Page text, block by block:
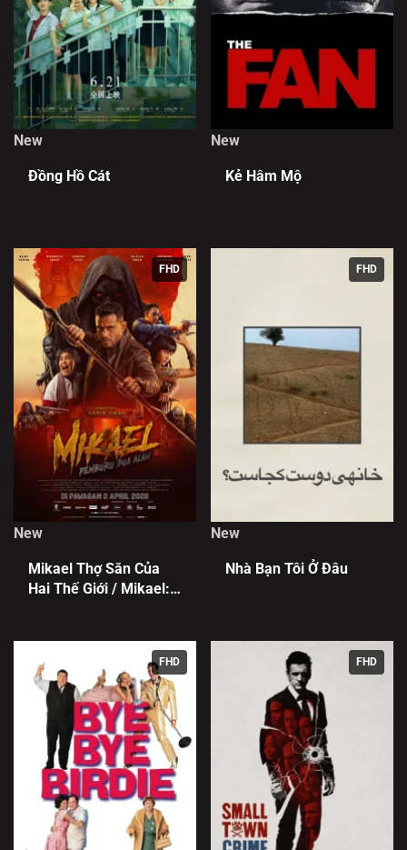
New
Đồng Hồ Cát
New
Kẻ Hâm Mộ
FHD
New
Mikael Thợ Săn Của
Hai Thế Giới / Mikael:
FHD
New
Nhà Bạn Tôi Ở Đâu
FHD FHD